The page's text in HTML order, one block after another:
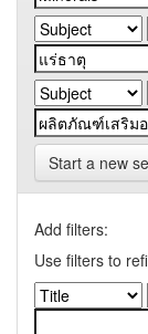
Start a new
Add filters:
Use filters to